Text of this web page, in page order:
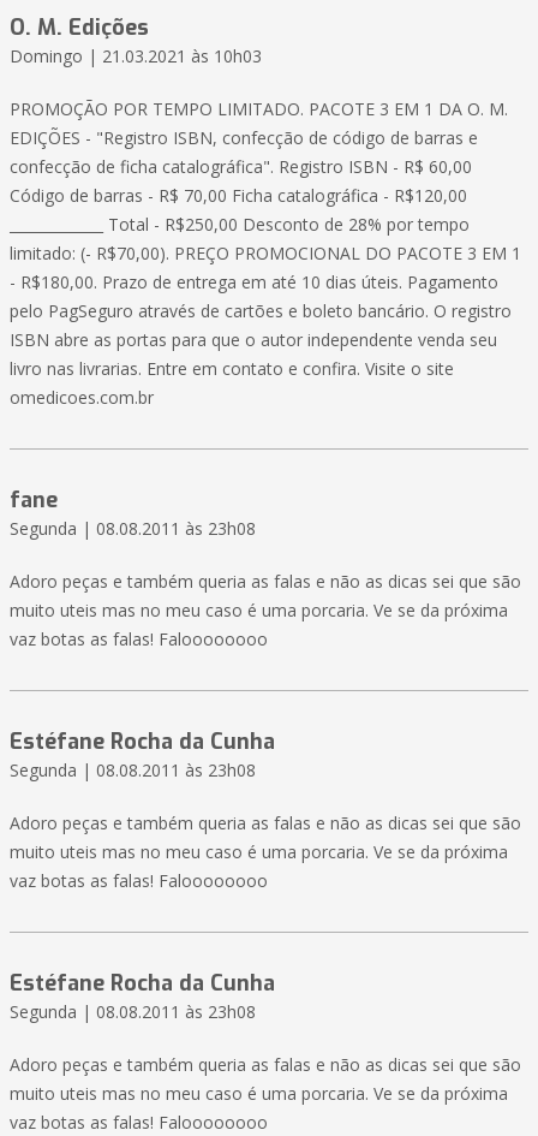
O. M. Edições
Domingo | 21.03.2021 às 10h03
PROMOÇÃO POR TEMPO LIMITADO. PACOTE 3 EM 1 DA O. M.
EDIÇÕES - "Registro ISBN, confecção de código de barras e
confecção de ficha catalográfica". Registro ISBN - R$ 60,00
Código de barras - R$ 70,00 Ficha catalográfica - R$120,00
_____________ Total - R$250,00 Desconto de 28% por tempo
limitado: (- R$70,00). PREÇO PROMOCIONAL DO PACOTE 3 EM 1
- R$180,00. Prazo de entrega em até 10 dias úteis. Pagamento
pelo PagSeguro através de cartões e boleto bancário. O registro
ISBN abre as portas para que o autor independente venda seu
livro nas livrarias. Entre em contato e confira. Visite o site
omedicoes.com.br
fane
Segunda | 08.08.2011 às 23h08
Adoro peças e também queria as falas e não as dicas sei que são
muito uteis mas no meu caso é uma porcaria. Ve se da próxima
vaz botas as falas! Faloooooooo
Estéfane Rocha da Cunha
Segunda | 08.08.2011 às 23h08
Adoro peças e também queria as falas e não as dicas sei que são
muito uteis mas no meu caso é uma porcaria. Ve se da próxima
vaz botas as falas! Faloooooooo
Estéfane Rocha da Cunha
Segunda | 08.08.2011 às 23h08
Adoro peças e também queria as falas e não as dicas sei que são
muito uteis mas no meu caso é uma porcaria. Ve se da próxima
vaz botas as falas! Faloooooooo